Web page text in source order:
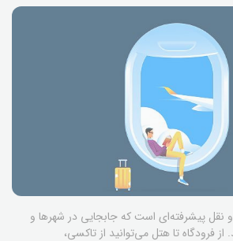
نقل پیشرفته‌ای است که جابجایی در شهرها و
فرودگاه تا هتل می‌توانید از تاکسی،